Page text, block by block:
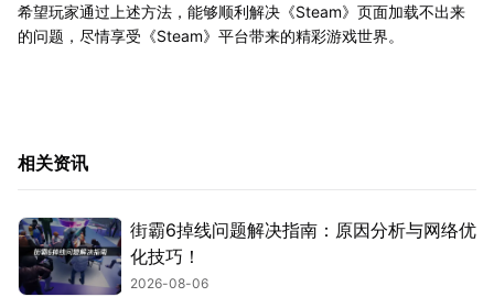
希望玩家通过上述方法，能够顺利解决《Steam》页面加载不出来
的问题，尽情享受《Steam》平台带来的精彩游戏世界。
相关资讯
街霸6掉线问题解决指南：原因分析与网络优
化技巧！
2026-08-06